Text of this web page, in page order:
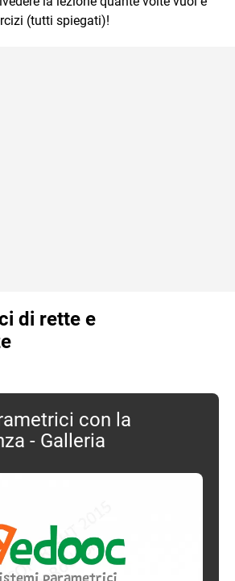
(tutti spiegati)!
di rette e
con la
- Galleria